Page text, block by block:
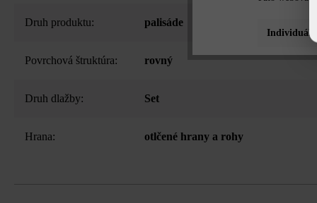
Druh produktu: palisáde
Povrchová štruktúra: rovný
Druh dlažby: Set
Hrana: otlčené hrany a rohy